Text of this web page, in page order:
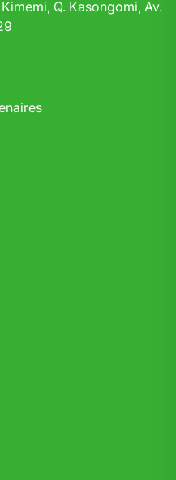
Q. Kasongomi, Av.